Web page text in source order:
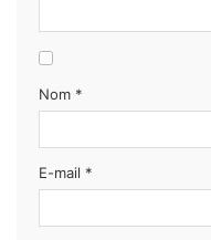
Nom *
E-mail *